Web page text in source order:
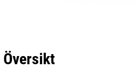
Översikt